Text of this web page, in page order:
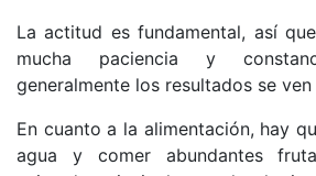
La actitud es fundamental, así
mucha paciencia y
generalmente los resultados se
En cuanto a la alimentación, hay
agua y comer abundantes